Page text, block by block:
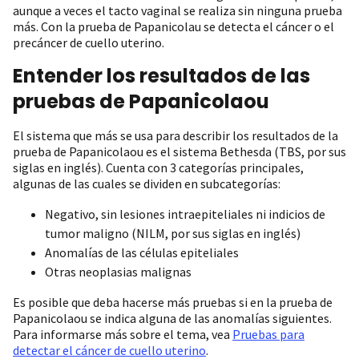
aunque a veces el tacto vaginal se realiza sin ninguna prueba
más. Con la prueba de Papanicolau se detecta el cáncer o el
precáncer de cuello uterino.
Entender los resultados de las
pruebas de Papanicolaou
El sistema que más se usa para describir los resultados de la
prueba de Papanicolaou es el sistema Bethesda (TBS, por sus
siglas en inglés). Cuenta con 3 categorías principales,
algunas de las cuales se dividen en subcategorías:‌
Negativo, sin lesiones intraepiteliales ni indicios de
tumor maligno (NILM, por sus siglas en inglés)
‌Anomalías de las células epiteliales
Otras neoplasias malignas
Es posible que deba hacerse más pruebas si en la prueba de
Papanicolaou se indica alguna de las anomalías siguientes.
Para informarse más sobre el tema, vea Pruebas para
detectar el cáncer de cuello uterino.